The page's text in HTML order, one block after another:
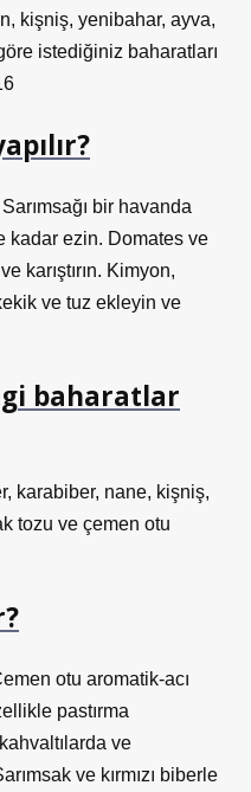
kişniş, yenibahar, ayva,
istediğiniz baharatları
bir havanda
kadar ezin. Domates ve
karıştırın. Kimyon,
ve tuz ekleyin ve
baharatlar
karabiber, nane, kişniş,
tozu ve çemen otu
otu aromatik-acı
pastırma
ve
ve kırmızı biberle